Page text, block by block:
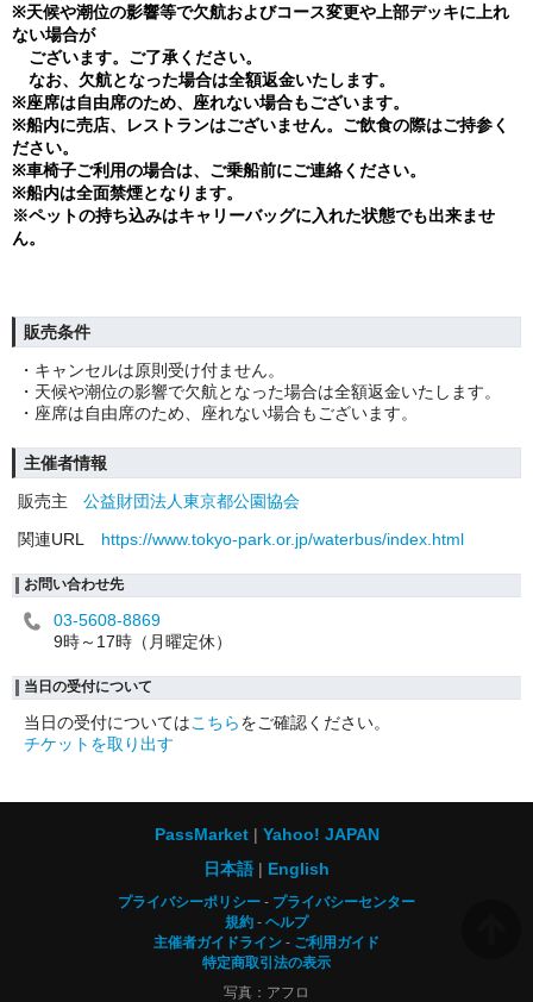
※天候や潮位の影響等で欠航およびコース変更や上部デッキに上れ
ない場合が
ございます。ご了承ください。
なお、欠航となった場合は全額返金いたします。
※座席は自由席のため、座れない場合もございます。
※船内に売店、レストランはございません。ご飲食の際はご持参く
ださい。
※車椅子ご利用の場合は、ご乗船前にご連絡ください。
※船内は全面禁煙となります。
※ペットの持ち込みはキャリーバッグに入れた状態でも出来ませ
ん。
販売条件
・キャンセルは原則受け付ません。
・天候や潮位の影響で欠航となった場合は全額返金いたします。
・座席は自由席のため、座れない場合もございます。
主催者情報
販売主
公益財団法人東京都公園協会
関連URL
https://www.tokyo-park.or.jp/waterbus/index.html
お問い合わせ先
03-5608-8869
9時～17時（月曜定休）
当日の受付について
当日の受付についてはこちらをご確認ください。
チケットを取り出す
PassMarket
Yahoo! JAPAN
日本語
English
プライバシーポリシー
プライバシーセンター
規約
ヘルプ
主催者ガイドライン
ご利用ガイド
特定商取引法の表示
写真：アフロ